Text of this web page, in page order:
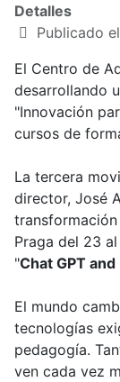
Detalles
Publicado
El Centro de
desarrollando
"Innovación
cursos de
La tercera
director, José
Praga del 23
"Chat GPT
El mundo
tecnologías
pedagogía.
ven cada vez